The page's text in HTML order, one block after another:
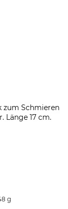
zum Schmieren
Länge 17 cm.
g